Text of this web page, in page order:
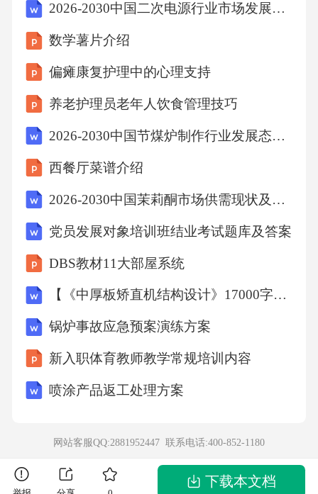
A、《鲁滨逊漂流记》
C、《人间喜剧》
D、《复活》
【答案】：A
解析A项，《鲁滨逊漂流记》是笛福的小说，A
项正确；B项，《巴黎圣母院》是雨果的作品，
B项错误；C项，《人间喜剧》是巴尔扎克的作
的作品，D项错误。故选A。
考点人文常识7、某调查小组对部分生物进行了
2026-2030中国二次电源行业市场发展分析及发展趋势与投资前景研究报告
数学薯片介绍
偏瘫康复护理中的心理支持
养老护理员老年人饮食管理技巧
2026-2030中国节煤炉制作行业发展态势与竞争策略研究报告
西餐厅菜谱介绍
2026-2030中国茉莉酮市场供需现状及未来竞争战略规划研究报告
党员发展对象培训班结业考试题库及答案
DBS教材11大部屋系统
【《中厚板矫直机结构设计》17000字（论文）】
锅炉事故应急预案演练方案
新入职体育教师教学常规培训内容
喷涂产品返工处理方案
网站客服QQ:2881952447 联系电话:400-852-1180
下载本文档